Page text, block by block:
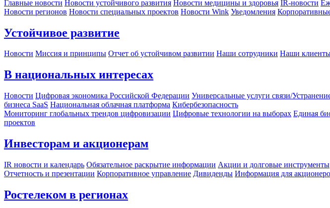
Главные новости Новости устойчивого развития Новости медицины и здоровья IR-новости
Новости регионов Новости специальных проектов Новости Wink Уведомления
Устойчивое развитие
Новости Миссия и принципы Отчет об устойчивом развитии Наши сотрудники Наши
В национальных интересах
Новости Цифровая экономика Российской Федерации Универсальные услуги связи/
бизнеса SaaS Национальная облачная платформа Кибербезопасность
Мониторинг глобальных трендов цифровизации Цифровые технологии на выборах Единая
проектов
Инвесторам и акционерам
IR новости и календарь Обязательное раскрытие информации Акции и долговые инструменты
Отчетность и презентации Корпоративное управление Дивиденды Информация для
Ростелеком в регионах